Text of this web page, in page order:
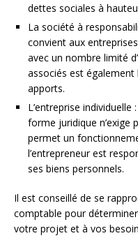
dettes sociales à
La société à
convient aux
avec un nombre limité
associés est
apports.
L’entreprise
forme juridique n’exige
permet un
l’entrepreneur est
ses biens personnels.
Il est conseillé de se
comptable pour
votre projet et à vos